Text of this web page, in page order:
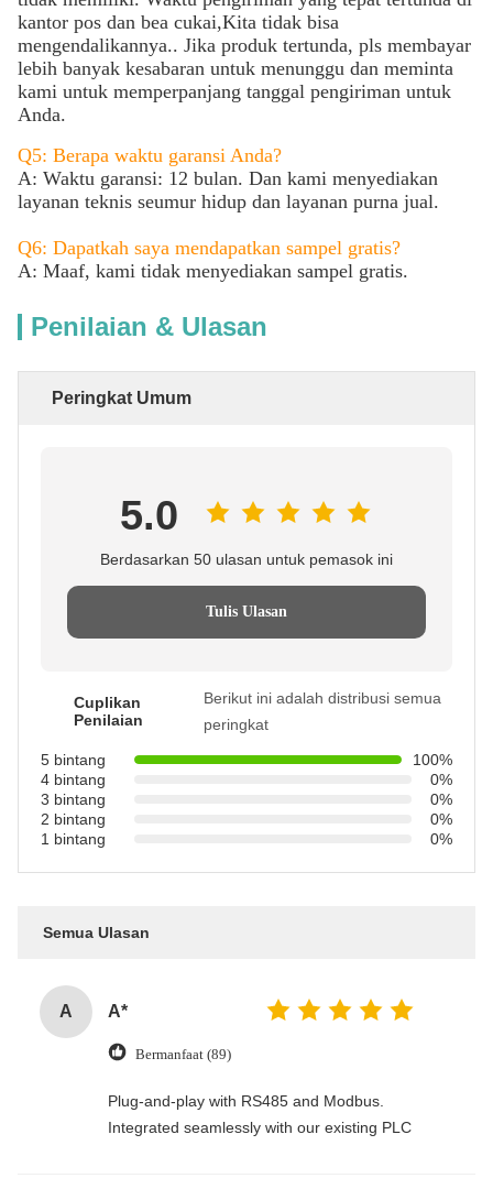
kantor pos dan bea cukai,Kita tidak bisa
mengendalikannya.. Jika produk tertunda, pls membayar
lebih banyak kesabaran untuk menunggu dan meminta
kami untuk memperpanjang tanggal pengiriman untuk
Anda.
Q5: Berapa waktu garansi Anda?
A: Waktu garansi: 12 bulan. Dan kami menyediakan
layanan teknis seumur hidup dan layanan purna jual.
Q6: Dapatkah saya mendapatkan sampel gratis?
A: Maaf, kami tidak menyediakan sampel gratis.
Penilaian & Ulasan
Peringkat Umum
5.0
Berdasarkan 50 ulasan untuk pemasok ini
Tulis Ulasan
Cuplikan
Penilaian
Berikut ini adalah distribusi semua
peringkat
5 bintang
100%
4 bintang
0%
3 bintang
0%
2 bintang
0%
1 bintang
0%
Semua Ulasan
A A*
Bermanfaat (89)
Plug-and-play with RS485 and Modbus.
Integrated seamlessly with our existing PLC